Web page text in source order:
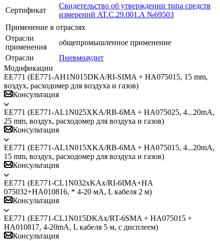
Сертификат
Свидетельство об утверждении типа средств
измерений AT.C.29.001.A №69503
Применение в отраслях
Отрасли
применения
общепромышленное применение
Отрасли
Пневмоаудит
Модификации
ЕЕ771 (EE771-AH1N015DKA/RI-SIMA + HA075015, 15 mm,
воздух, расходомер для воздуха и газов)
Консультация
ЕЕ771 (EE771-AL1N025XKA/RB-6MA + HA075025, 4...20mA,
25 mm, воздух, расходомер для воздуха и газов)
Консультация
ЕЕ771 (EE771-AL1N015XKA/RB-6MA + HA075015, 4...20mA,
15 mm, воздух, расходомер для воздуха и газов)
Консультация
ЕЕ771 (EE771-CL1N032xKAx/RI-6IMA+HA
075032+HA010816, * 4-20 мА, L кабеля 2 м)
Консультация
ЕЕ771 (EE771-СL1N015DKAx/RT-6SMA + HA075015 +
HA010817, 4-20mA, L кабеля 5 м, с дисплеем)
Консультация